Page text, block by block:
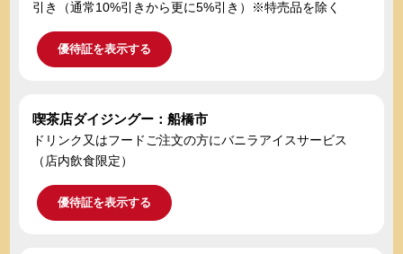
引き（通常10%引きから更に5%引き）※特売品を除く
優待証を表示する
喫茶店ダイジングー：船橋市
ドリンク又はフードご注文の方にバニラアイスサービス
（店内飲食限定）
優待証を表示する